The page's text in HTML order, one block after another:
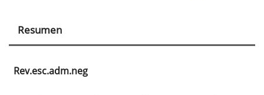
Resumen
Rev.esc.adm.neg